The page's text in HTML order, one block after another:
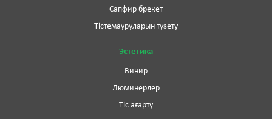
Сапфир брекет
Тістемауруларын түзету
Эстетика
Винир
Люминерлер
Тіс ағарту